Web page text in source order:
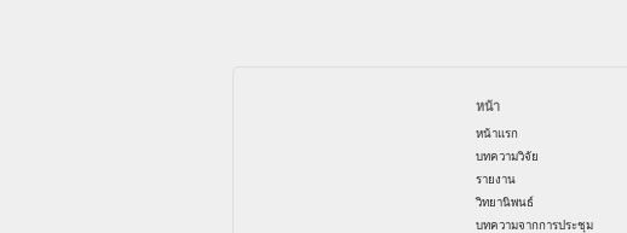
หน้า
หน้าแรก
บทความวิจัย
รายงาน
วิทยานิพนธ์
บทความจากการประชุม